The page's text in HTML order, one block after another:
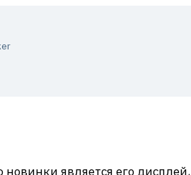
является его дисплей,